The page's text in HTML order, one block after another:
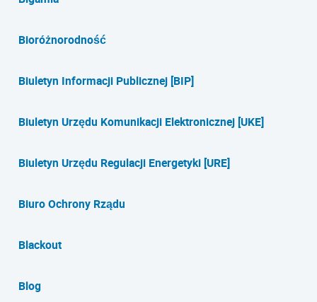
Bioróżnorodność
Biuletyn Informacji Publicznej [BIP]
Biuletyn Urzędu Komunikacji Elektronicznej [UKE]
Biuletyn Urzędu Regulacji Energetyki [URE]
Biuro Ochrony Rządu
Blackout
Blog